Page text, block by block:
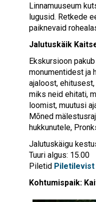
Linnamuuseum
lugusid. Retkede
paiknevaid
Jalutuskäik
Ekskursioon
monumentidest ja
ajaloost,
miks neid ehitati,
loomist, muutusi
Mõned
hukkunutele,
Jalutuskäigu
Tuuri algus: 15.00
Piletid Piletilevist
Kohtumispaik: